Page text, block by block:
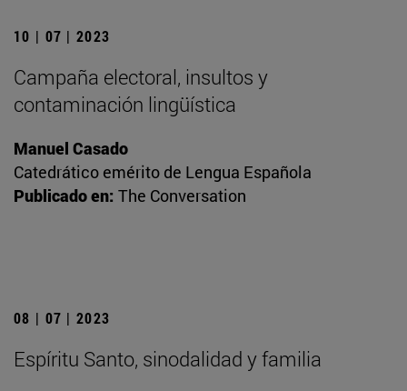
10 | 07 | 2023
Campaña electoral, insultos y
contaminación lingüística
Manuel Casado
Catedrático emérito de Lengua Española
Publicado en: The Conversation
08 | 07 | 2023
Espíritu Santo, sinodalidad y familia